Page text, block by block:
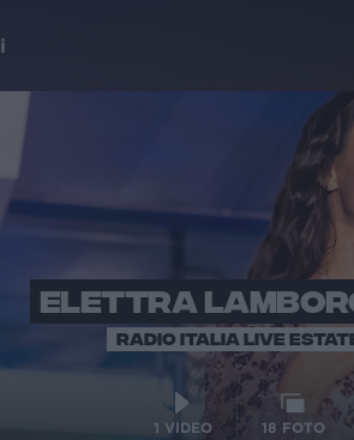
ELETTRA
RADIO ITALIA LIVE
1 VIDEO 18 FOTO